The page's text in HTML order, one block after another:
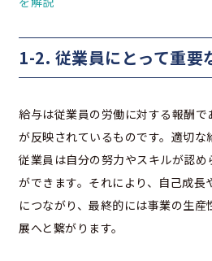
1-2. 従業員にとって重要
給与は従業員の労働に対する報酬で
が反映されているものです。適切な
従業員は自分の努力やスキルが認め
ができます。それにより、自己成長
につながり、最終的には事業の生
展へと繋がります。